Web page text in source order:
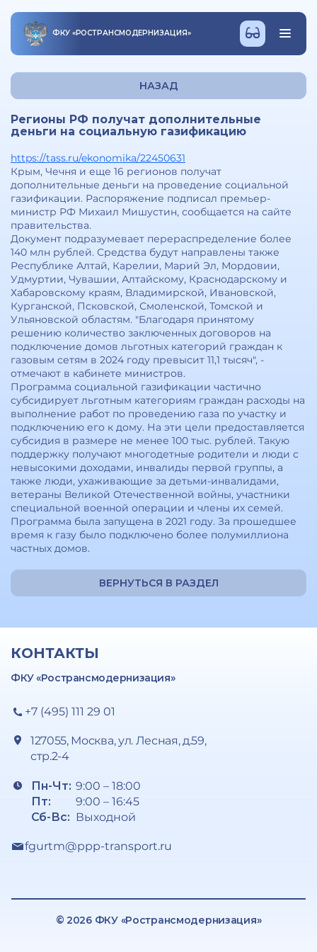
ФКУ «РОСТРАНСМОДЕРНИЗАЦИЯ»
НАЗАД
Регионы РФ получат дополнительные
деньги на социальную газификацию
https://tass.ru/ekonomika/22450631
Крым, Чечня и еще 16 регионов получат
дополнительные деньги на проведение социальной
газификации. Распоряжение подписал премьер-
министр РФ Михаил Мишустин, сообщается на сайте
правительства.
Документ подразумевает перераспределение более
140 млн рублей. Средства будут направлены также
Республике Алтай, Карелии, Марий Эл, Мордовии,
Удмуртии, Чувашии, Алтайскому, Краснодарскому и
Хабаровскому краям, Владимирской, Ивановской,
Курганской, Псковской, Смоленской, Томской и
Ульяновской областям. "Благодаря принятому
решению количество заключенных договоров на
подключение домов льготных категорий граждан к
газовым сетям в 2024 году превысит 11,1 тысяч", -
отмечают в кабинете министров.
Программа социальной газификации частично
субсидирует льготным категориям граждан расходы на
выполнение работ по проведению газа по участку и
подключению его к дому. На эти цели предоставляется
субсидия в размере не менее 100 тыс. рублей. Такую
поддержку получают многодетные родители и люди с
невысокими доходами, инвалиды первой группы, а
также люди, ухаживающие за детьми-инвалидами,
ветераны Великой Отечественной войны, участники
специальной военной операции и члены их семей.
Программа была запущена в 2021 году. За прошедшее
время к газу было подключено более полумиллиона
частных домов.
ВЕРНУТЬСЯ В РАЗДЕЛ
КОНТАКТЫ
ФКУ «Ространсмодернизация»
+7 (495) 111 29 01
127055, Москва, ул. Лесная, д.59,
стр.2-4
Пн-Чт:
Пт:
Сб-Вс:
9:00 – 18:00
9:00 – 16:45
Выходной
fgurtm@ppp-transport.ru
© 2026 ФКУ «Ространсмодернизация»